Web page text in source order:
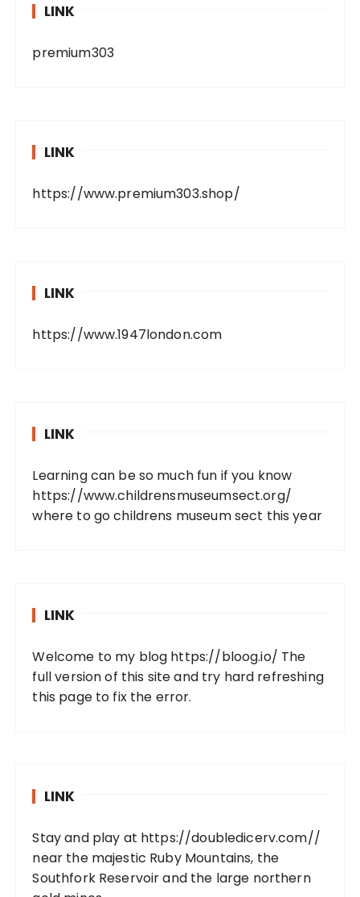
LINK
premium303
LINK
https://www.premium303.shop/
LINK
https://www.1947london.com
LINK
Learning can be so much fun if you know
https://www.childrensmuseumsect.org/
where to go childrens museum sect this year
LINK
Welcome to my blog https://bloog.io/ The
full version of this site and try hard refreshing
this page to fix the error.
LINK
Stay and play at https://doubledicerv.com//
near the majestic Ruby Mountains, the
Southfork Reservoir and the large northern